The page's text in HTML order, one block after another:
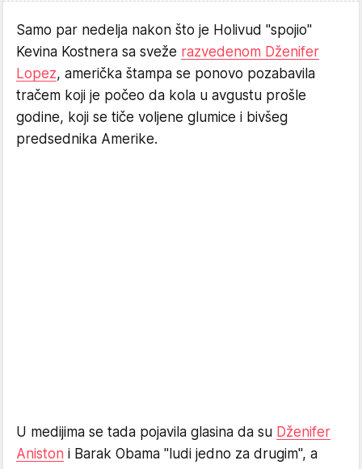
Samo par nedelja nakon što je Holivud "spojio"
Kevina Kostnera sa sveže razvedenom Dženifer
Lopez, američka štampa se ponovo pozabavila
tračem koji je počeo da kola u avgustu prošle
godine, koji se tiče voljene glumice i bivšeg
predsednika Amerike.
U medijima se tada pojavila glasina da su Dženifer
Aniston i Barak Obama "ludi jedno za drugim", a